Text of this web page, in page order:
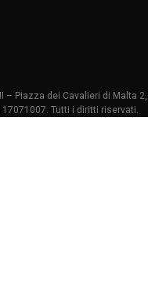
– Piazza dei Cavalieri di Malta 2,
Tutti i diritti riservati.